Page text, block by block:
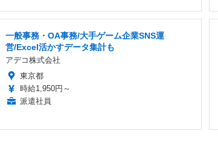
一般事務・OA事務/大手ゲーム企業SNS運
営/Excel活かすデータ集計も
アデコ株式会社
東京都
時給1,950円～
派遣社員